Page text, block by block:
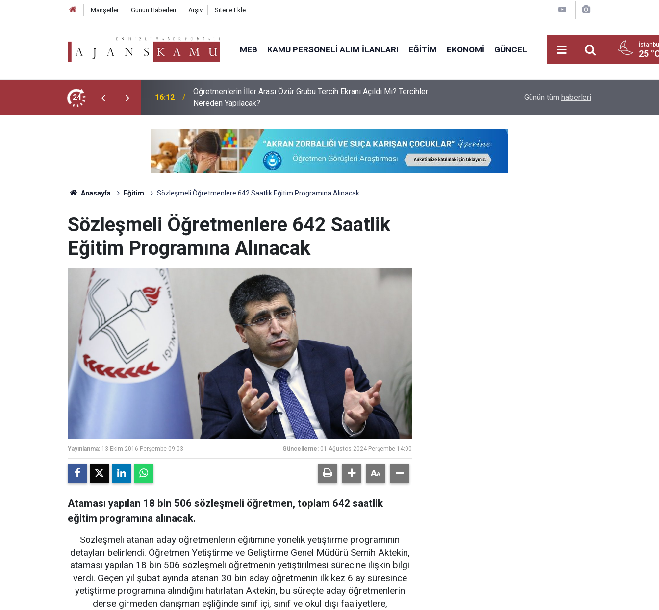
Manşetler Günün Haberleri Arşiv Sitene Ekle
MEB KAMU PERSONELI ALIM İLANLARI EĞITIM EKONOMI GÜNCEL 25
24
Tercih Ekranı Açıldı Mı? Tercihler
09:02
2026 LGS Raporu Açıklandı: Liselerde Doluluk %76'yı Aştı, Aslan Payı Anadolu
ve Meslek Liselerinin!
MEB'in Zirvesi Bakan Tekin Önderliğinde
Günün tüm haberleri
Anasayfa Eğitim Sözleşmeli Öğretmenlere 642 Saatlik Eğitim Programına Alınacak
Sözleşmeli Öğretmenlere 642 Saatlik
Eğitim Programına Alınacak
Yayınlanma: 13 Ekim 2016 Perşembe 09:03 Güncelleme: 01 Ağustos 2024 Perşembe 14:00
Ataması yapılan 18 bin 506 sözleşmeli öğretmen, toplam 642 saatlik
eğitim programına alınacak.
Sözleşmeli atanan aday öğretmenlerin eğitimine yönelik yetiştirme programının
detayları belirlendi. Öğretmen Yetiştirme ve Geliştirme Genel Müdürü Semih Aktekin,
ataması yapılan 18 bin 506 sözleşmeli öğretmenin yetiştirilmesi sürecine ilişkin bilgi
verdi. Geçen yıl şubat ayında atanan 30 bin aday öğretmenin ilk kez 6 ay süresince
yetiştirme programına alındığını hatırlatan Aktekin, bu süreçte aday öğretmenlerin
derse girmeden danışman eşliğinde sınıf içi, sınıf ve okul dışı faaliyetlere,